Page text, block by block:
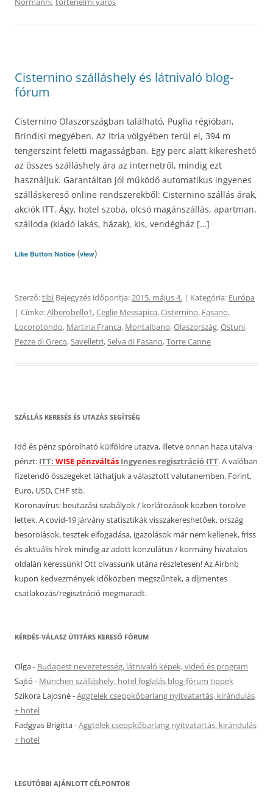
Cisternino szálláshely és látnivaló blog-
fórum
Cisternino Olaszországban található, Puglia régióban,
Brindisi megyében. Az Itria völgyében terül el, 394 m
tengerszint feletti magasságban. Egy perc alatt kikereshető
az összes szálláshely ára az internetről, mindig ezt
használjuk. Garantáltan jól működő automatikus ingyenes
szálláskereső online rendszerekből: Cisternino szállás árak,
akciók ITT. Ágy, hotel szoba, olcsó magánszállás, apartman,
szálloda (kiadó lakás, házak), kis, vendégház […]
Like Button Notice (view)
Szerző:tibi Bejegyzés időpontja:2015. május 4. | Kategória: Európa
| Címke:Alberobello1,Ceglie Messapica,Cisternino, Fasano,
Locorotondo, Martina Franca, Montalbano,Olaszország,Ostuni,
Pezze di Greco,Savelletri,Selva di Fasano,Torre Canne
SZÁLLÁS KERESÉS ÉS UTAZÁS SEGÍTSÉG
Idő és pénz spórolható külföldre utazva, illetve onnan haza utalva
pénzt: ITT: WISE pénzváltás Ingyenes regisztráció ITT. A valóban
fizetendő összegeket láthatjuk a választott valutanemben, Forint,
Euro, USD, CHF stb.
Koronavírus: beutazási szabályok / korlátozások közben törölve
lettek. A covid-19 járvány statisztikák visszakereshetőek, ország
besorolások, tesztek elfogadása, igazolások már nem kellenek, friss
és aktuális hírek mindig az adott konzulátus / kormány hivatalos
oldalán keressünk! Ott olvassunk utána részletesen! Az Airbnb
kupon kedvezmények időközben megszűntek, a díjmentes
csatlakozás/regisztráció megmaradt.
KÉRDÉS-VÁLASZ ÚTITÁRS KERESŐ FÓRUM
Olga- Budapest nevezetesség, látnivaló képek, videó és program
Sajtó - München szálláshely, hotel foglalás blog-fórum tippek
Szikora Lajosné-Aggtelek cseppkőbarlang nyitvatartás, kirándulás
+ hotel
Fadgyas Brigitta-Aggtelek cseppkőbarlang nyitvatartás, kirándulás
+ hotel
LEGUTÓBBI AJÁNLOTT CÉLPONTOK